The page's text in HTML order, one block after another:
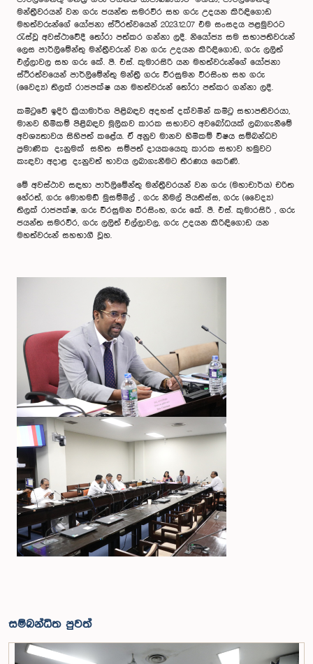
මන්ත්‍රීවරයන් වන ගරු ජයන්ත සමරවීර සහ ගරු උදයන කිරිඳිගොඩ
මහත්වරුන්ගේ යෝජනා ස්ථිරත්වයෙන් 2023.12.07 එම සංසදය පළමුවරට
රැස්වූ අවස්ථාවේදී තෝරා පත්කර ගන්නා ලදී. නියෝජ්‍ය සම සභාපතිවරුන්
ලෙස පාර්ලිමේන්තු මන්ත්‍රීවරුන් වන ගරු උදයන කිරිඳිගොඩ, ගරු ලලිත්
එල්ලාවල සහ ගරු කේ. පී. එස්. කුමාරසිරි යන මහත්වරුන්ගේ යෝජනා
ස්ථිරත්වයෙන් පාර්ලිමේන්තු මන්ත්‍රී ගරු වීරසුමන වීරසිංහ සහ ගරු
(වෛද්‍ය) තිලක් රා‍ජපක්ෂ යන මහත්වරුන් තෝරා පත්කර ගන්නා ලදී.
කමිටුවේ ඉදිරි ක්‍රියාමාර්ග පිළිබඳව අදහස් දක්වමින් කමිටු සභාපතිවරයා,
මානව හිමිකම් පිළිබඳව මූලිකව කාරක සභාවට අවබෝධයක් ලබාගැනීමේ
අවශ්‍යතාවය සිහිපත් කළේය. ඒ අනුව මානව හිමිකම් විෂය සම්බන්ධව
ප්‍රමාණික දැනුමක් සහිත සම්පත් දායකයෙකු කාරක සභාව හමුවට
කැඳවා අදාළ දැනුවත් භාවය ලබාගැනීමට තීරණය කෙරිණි.
මේ අවස්ථාව සඳහා පාර්ලිමේන්තු මන්ත්‍රීවරයන් වන ගරු (මහාචාර්ය) චරිත
හේරත්, ගරු මොහමඩ් මුසම්මිල් , ගරු නිමල් පියතිස්ස, ගරු (වෛද්‍ය)
තිලක් රා‍ජපක්ෂ, ගරු වීරසුමන වීරසිංහ, ගරු කේ. පී. එස්. කුමාරසිරි , ගරු
ජයන්ත සමරවීර, ගරු ලලිත් එල්ලාවල, ගරු උදයන කිරිඳිගොඩ යන
මහත්වරුන් සහභාගී වූහ.
සම්බන්ධිත පුවත්